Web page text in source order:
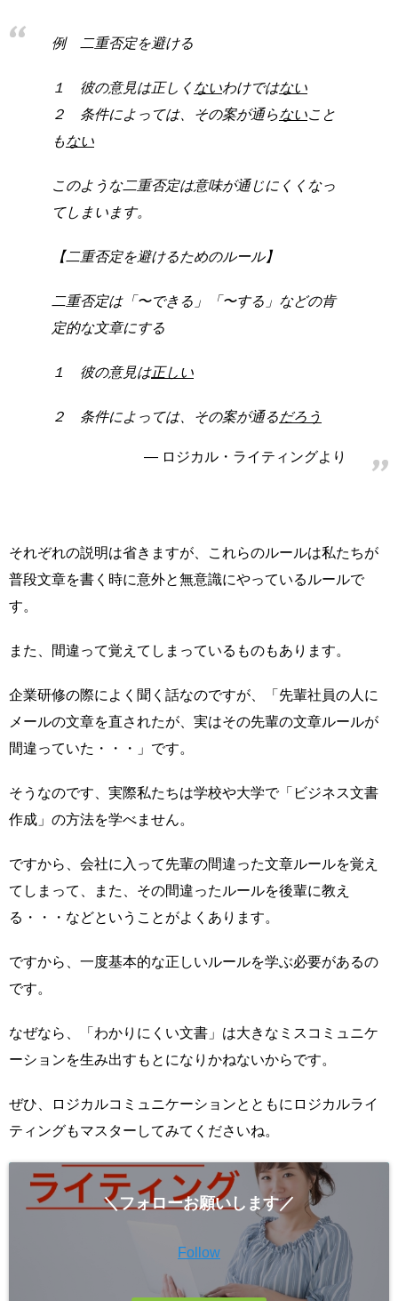
例 二重否定を避ける
１ 彼の意見は正しく ないわけではない
２ 条件によっては、その案が通らないこと
もない
このような二重否定は意味が通じにくくなっ
てしまいます。
【二重否定を避けるためのルール】
二重否定は「〜できる」「〜する」などの肯
定的な文章にする
１ 彼の意見は正しい
２ 条件によっては、その案が通る だろう
ロジカル・ライティングより
それぞれの説明は省きますが、これらのルールは私たちが
普段文章を書く時に意外と無意識にやっているルールで
す。
また、間違って覚えてしまっているものもあります。
企業研修の際によく聞く話なのですが、「先輩社員の人に
メールの文章を直されたが、実はその先輩の文章ルールが
間違っていた・・・」です。
そうなのです、実際私たちは学校や大学で「ビジネス文書
作成」の方法を学べません。
ですから、会社に入って先輩の間違った文章ルールを覚え
てしまって、また、その間違ったルールを後輩に教え
る・・・などということがよくあります。
ですから、一度基本的な正しいルールを学ぶ必要があるの
です。
なぜなら、「わかりにくい文書」は大きなミスコミュニケ
ーションを生み出すもとになりかねないからです。
ぜひ、ロジカルコミュニケーションとともにロジカルライ
ティングもマスターしてみてくださいね。
＼フォローお願いします／
Follow